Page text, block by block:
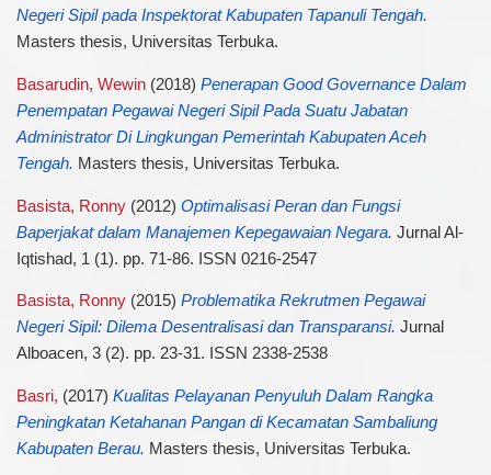
Negeri Sipil pada Inspektorat Kabupaten Tapanuli Tengah.
Masters thesis, Universitas Terbuka.
Basarudin, Wewin(2018) Penerapan Good Governance Dalam
Penempatan Pegawai Negeri Sipil Pada Suatu Jabatan
Administrator Di Lingkungan Pemerintah Kabupaten Aceh
Tengah. Masters thesis, Universitas Terbuka.
Basista, Ronny(2012) Optimalisasi Peran dan Fungsi
Baperjakat dalam Manajemen Kepegawaian Negara. Jurnal Al-
Iqtishad, 1 (1). pp. 71-86. ISSN 0216-2547
Basista, Ronny(2015) Problematika Rekrutmen Pegawai
Negeri Sipil: Dilema Desentralisasi dan Transparansi. Jurnal
Alboacen, 3 (2). pp. 23-31. ISSN 2338-2538
Basri, (2017) Kualitas Pelayanan Penyuluh Dalam Rangka
Peningkatan Ketahanan Pangan di Kecamatan Sambaliung
Kabupaten Berau. Masters thesis, Universitas Terbuka.